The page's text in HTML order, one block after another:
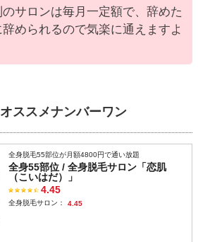
のサロンは毎月一定額で、辞めた
辞められるので気楽に通えますよ
ススメナンバーワン
全身脱毛55部位が月額4800円で通い放題
全身55部位 / 全身脱毛サロン「恋肌
（こいはだ）」
4.45
全身脱毛サロン： 4.45